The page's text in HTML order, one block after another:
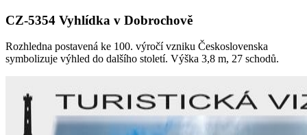
CZ-5354 Vyhlídka v Dobrochově
Rozhledna postavená ke 100. výročí vzniku Československa
symbolizuje výhled do dalšího století. Výška 3,8 m, 27 schodů.